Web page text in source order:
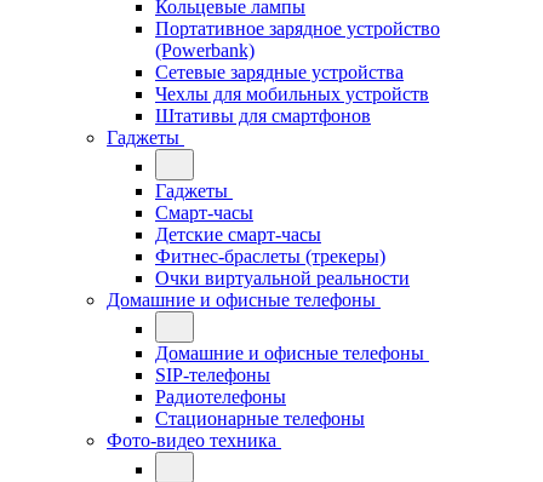
Кольцевые лампы
Портативное зарядное устройство
(Powerbank)
Сетевые зарядные устройства
Чехлы для мобильных устройств
Штативы для смартфонов
Гаджеты
Гаджеты
Смарт-часы
Детские смарт-часы
Фитнес-браслеты (трекеры)
Очки виртуальной реальности
Домашние и офисные телефоны
Домашние и офисные телефоны
SIP-телефоны
Радиотелефоны
Стационарные телефоны
Фото-видео техника